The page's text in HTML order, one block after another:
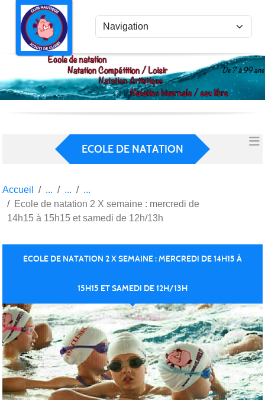
ECOLE DE NATATION
Accueil
Ecole de natation 2 X semaine : mercredi de
14h15 à 15h15 et samedi de 12h/13h
ECOLE DE NATATION 2 X SEMAINE : MERCREDI DE 14H15 À
15H15 ET SAMEDI DE 12H/13H
Panneau de gestion des cookies